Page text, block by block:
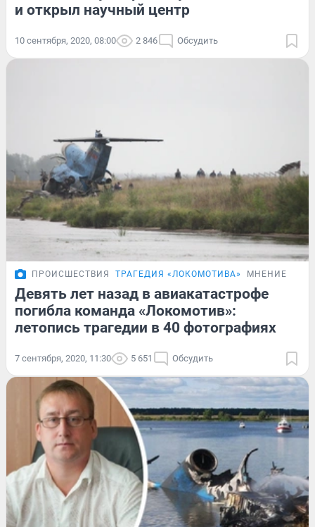
и открыл научный центр
10 сентября, 2020, 08:00 2 846 Обсудить
ПРОИСШЕСТВИЯ ТРАГЕДИЯ «ЛОКОМОТИВА» МНЕНИЕ
Девять лет назад в авиакатастрофе
погибла команда «Локомотив»:
летопись трагедии в 40 фотографиях
7 сентября, 2020, 11:30 5 651 Обсудить